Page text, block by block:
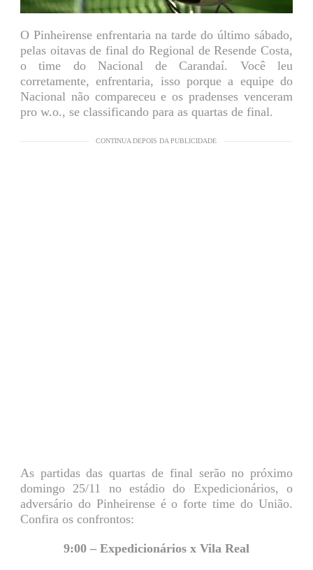
O Pinheirense enfrentaria na tarde do último sábado,
pelas oitavas de final do Regional de Resende Costa,
o time do Nacional de Carandaí. Você leu
corretamente, enfrentaria, isso porque a equipe do
Nacional não compareceu e os pradenses venceram
pro w.o., se classificando para as quartas de final.
CONTINUA DEPOIS DA PUBLICIDADE
As partidas das quartas de final serão no próximo
domingo 25/11 no estádio do Expedicionários, o
adversário do Pinheirense é o forte time do União.
Confira os confrontos:
9:00 – Expedicionários x Vila Real